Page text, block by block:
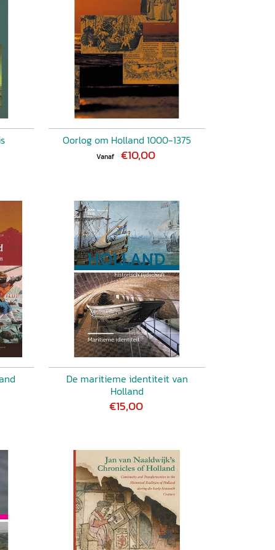
Oorlog om Holland 1000-1375
Vanaf €10,00
De maritieme identiteit van
Holland
€15,00